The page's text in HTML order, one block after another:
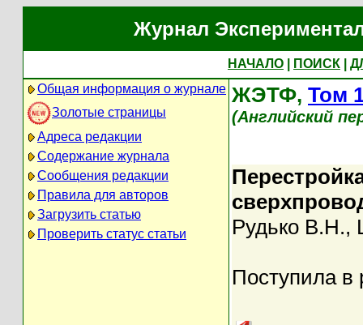
Журнал
НАЧАЛО ПОИСК
Общая информация о журнале
Золотые страницы
Адреса редакции
Содержание журнала
Сообщения редакции
Правила для авторов
Загрузить статью
Проверить статус статьи
ЖЭТФ, Том
(Английский
Рудько В.Н.,
Поступила в